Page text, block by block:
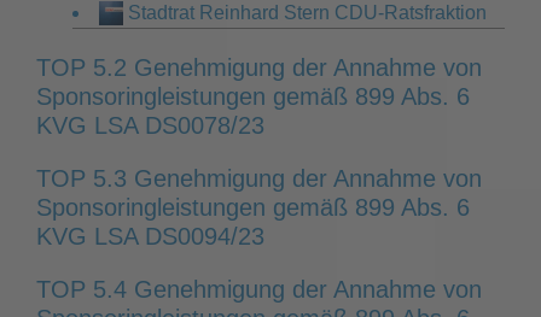
Stadtrat Reinhard Stern CDU-Ratsfraktion
TOP 5.2 Genehmigung der Annahme von
Sponsoringleistungen gemäß 899 Abs. 6
KVG LSA DS0078/23
TOP 5.3 Genehmigung der Annahme von
Sponsoringleistungen gemäß 899 Abs. 6
KVG LSA DS0094/23
TOP 5.4 Genehmigung der Annahme von